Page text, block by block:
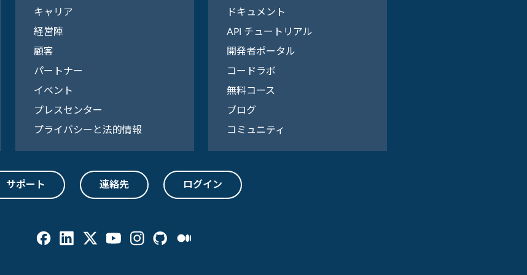
キャリア
経営陣
顧客
パートナー
イベント
プレスセンター
プライバシーと法的情報
ドキュメント
API チュートリアル
開発者ポータル
コードラボ
無料コース
ブログ
コミュニティ
サポート 連絡先 ログイン